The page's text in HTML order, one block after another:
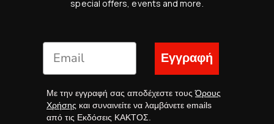
special offers, events and more.
Εγγραφή
Με την εγγραφή σας αποδέχεστε τουςΌρους
Χρήσης και συναινείτε να λαμβάνετε emails
από τις Εκδόσεις ΚΑΚΤΟΣ.